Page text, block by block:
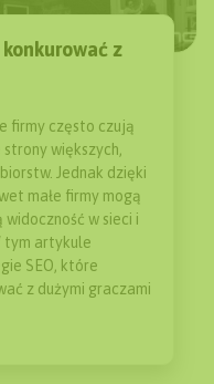
konkurować z
firmy często czują
większych,
Jednak dzięki
małe firmy mogą
w sieci i
tym artykule
SEO, które
z dużymi graczami